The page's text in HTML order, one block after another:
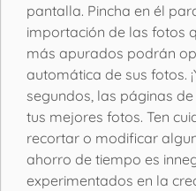
pantalla. Pincha en él
importación de las fotos
más apurados podrán
automática de sus fotos.
segundos, las páginas
tus mejores fotos. Ten
recortar o modificar
ahorro de tiempo es
experimentados en la